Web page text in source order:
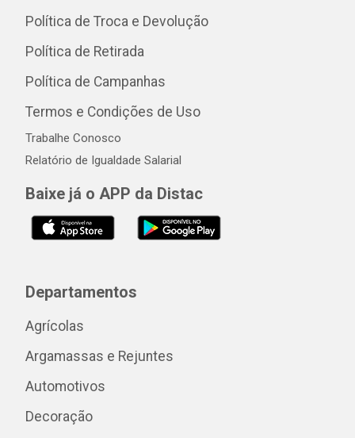
Política de Troca e Devolução
Política de Retirada
Política de Campanhas
Termos e Condições de Uso
Trabalhe Conosco
Relatório de Igualdade Salarial
Baixe já o APP da Distac
Departamentos
Agrícolas
Argamassas e Rejuntes
Automotivos
Decoração